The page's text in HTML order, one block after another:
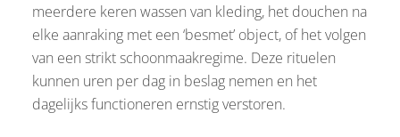
meerdere keren wassen van kleding, het douchen na
elke aanraking met een ‘besmet’ object, of het volgen
van een strikt schoonmaakregime. Deze rituelen
kunnen uren per dag in beslag nemen en het
dagelijks functioneren ernstig verstoren.